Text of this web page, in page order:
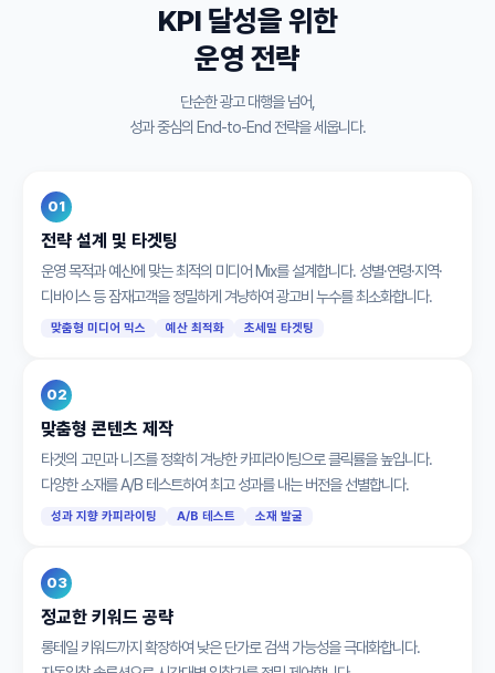
KPI 달성을 위한
운영 전략
단순한 광고 대행을 넘어,
성과 중심의 End-to-End 전략을 세웁니다.
01
전략 설계 및 타겟팅
운영 목적과 예산에 맞는 최적의 미디어 Mix를 설계합니다. 성별·연령·지역·
디바이스 등 잠재고객을 정밀하게 겨냥하여 광고비 누수를 최소화합니다.
맞춤형 미디어 믹스 예산 최적화 초세밀 타겟팅
02
맞춤형 콘텐츠 제작
타겟의 고민과 니즈를 정확히 겨냥한 카피라이팅으로 클릭률을 높입니다.
다양한 소재를 A/B 테스트하여 최고 성과를 내는 버전을 선별합니다.
성과 지향 카피라이팅 A/B 테스트 소재 발굴
03
정교한 키워드 공략
롱테일 키워드까지 확장하여 낮은 단가로 검색 가능성을 극대화합니다.